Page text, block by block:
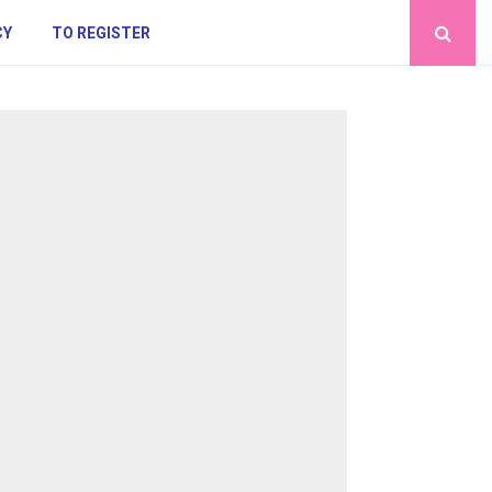
TO REGISTER